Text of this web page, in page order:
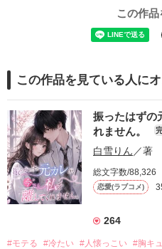
この作
この作品を見ている人に
振ったはずの
れません。
白雪りん ／著
総文字数/88,326
恋愛(ラブコメ)
264
#モテる #冷たい #人懐っこい #胸キ